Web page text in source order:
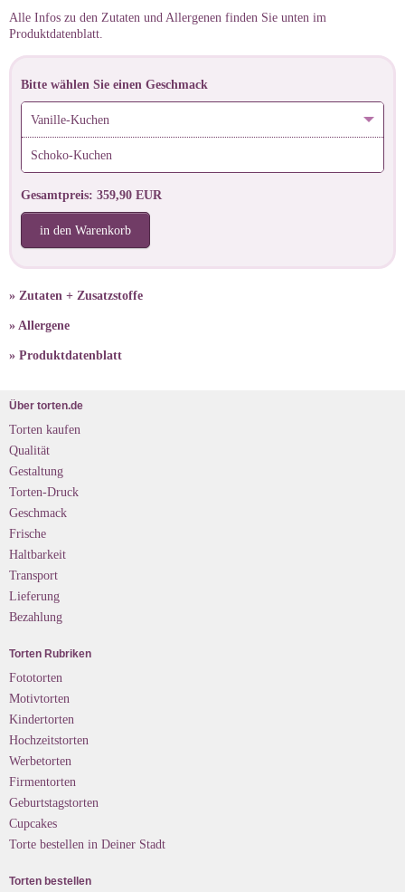
Alle Infos zu den Zutaten und Allergenen finden Sie unten im
Produktdatenblatt.
Bitte wählen Sie einen Geschmack
Vanille-Kuchen
Schoko-Kuchen
Gesamtpreis: 359,90 EUR
in den Warenkorb
» Zutaten + Zusatzstoffe
» Allergene
» Produktdatenblatt
Über torten.de
Torten kaufen
Qualität
Gestaltung
Torten-Druck
Geschmack
Frische
Haltbarkeit
Transport
Lieferung
Bezahlung
Torten Rubriken
Fototorten
Motivtorten
Kindertorten
Hochzeitstorten
Werbetorten
Firmentorten
Geburtstagstorten
Cupcakes
Torte bestellen in Deiner Stadt
Torten bestellen